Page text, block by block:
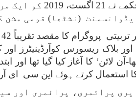
خواندگی کے
(نشٹھا) قومی
آن لائن‘ کا آغاز کیا گیا تھا
استعمال کرتے ہوئے این سی ای
میں، پری پرائمری، پرائمری